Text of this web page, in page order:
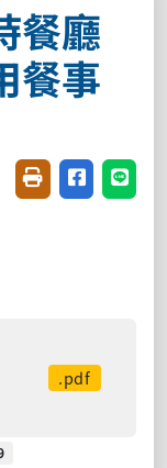
餐廳
餐事
友善列印(開新視
分享至臉書
分享
.pdf